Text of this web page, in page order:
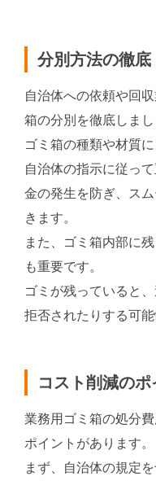
分別方法の徹底
自治体への依頼や回
箱の分別を徹底しまし
ゴミ箱の種類や材質
自治体の指示に従っ
金の発生を防ぎ、ス
きます。
また、ゴミ箱内部に
も重要です。
ゴミが残っていると
拒否されたりする可能
コスト削減のポ
業務用ゴミ箱の処分
ポイントがあります。
まず、自治体の規定